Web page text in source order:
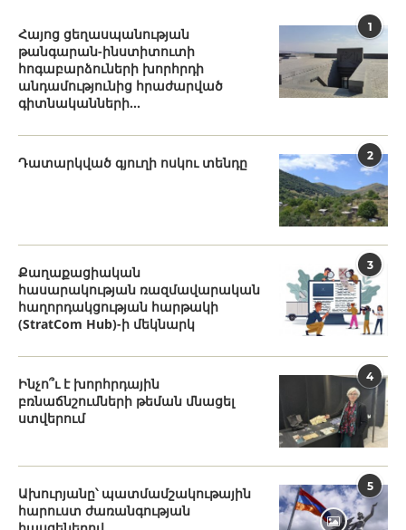
1
Հայոց ցեղասպանության
թանգարան-ինստիտուտի
հոգաբարձուների խորհրդի
անդամությունից հրաժարված
գիտնականների...
2
Դատարկված գյուղի ոսկու տենդը
3
Քաղաքացիական
հասարակության ռազմավարական
հաղորդակցության հարթակի
(StratCom Hub)-ի մեկնարկ
4
Ինչո՞ւ է խորհրդային
բռնաճնշումների թեման մնացել
ստվերում
5
Ախուրյանը՝ պատմամշակութային
հարուստ ժառանգության